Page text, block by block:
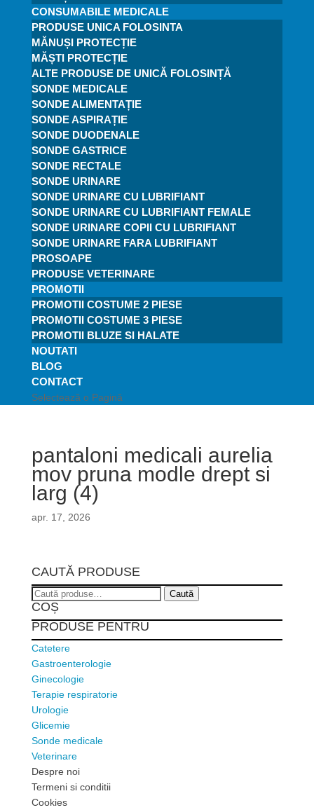
CONSUMABILE MEDICALE
PRODUSE UNICA FOLOSINTA
MĂNUȘI PROTECȚIE
MĂȘTI PROTECȚIE
ALTE PRODUSE DE UNICĂ FOLOSINȚĂ
SONDE MEDICALE
SONDE ALIMENTAȚIE
SONDE ASPIRAȚIE
SONDE DUODENALE
SONDE GASTRICE
SONDE RECTALE
SONDE URINARE
SONDE URINARE CU LUBRIFIANT
SONDE URINARE CU LUBRIFIANT FEMALE
SONDE URINARE COPII CU LUBRIFIANT
SONDE URINARE FARA LUBRIFIANT
PROSOAPE
PRODUSE VETERINARE
PROMOTII
PROMOTII COSTUME 2 PIESE
PROMOTII COSTUME 3 PIESE
PROMOTII BLUZE SI HALATE
NOUTATI
BLOG
CONTACT
Selectează o Pagină
pantaloni medicali aurelia
mov pruna modle drept si
larg (4)
apr. 17, 2026
CAUTĂ PRODUSE
Caută
după:
Caută
COȘ
PRODUSE PENTRU
Catetere
Gastroenterologie
Ginecologie
Terapie respiratorie
Urologie
Glicemie
Sonde medicale
Veterinare
Despre noi
Termeni si conditii
Cookies